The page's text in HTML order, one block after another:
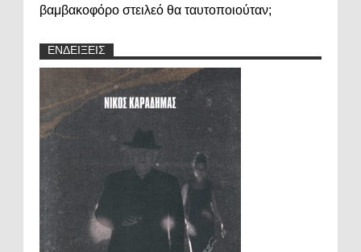
βαμβακοφόρο στειλεό θα ταυτοποιούταν;
ΕΝΔΕΙΞΕΙΣ